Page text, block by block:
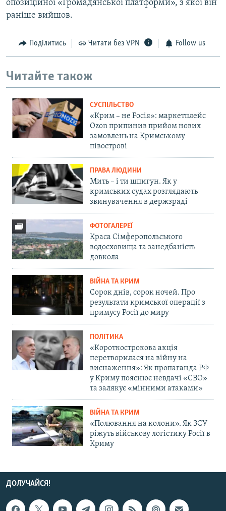
опозиційної «Громадянської платформи», з якої він
раніше вийшов.
Поділитись Читати без VPN Follow us
Читайте також
СУСПІЛЬСТВО
«Крим – не Росія»: маркетплейс
Ozon припинив прийом нових
замовлень на Кримському
півострові
ПРАВА ЛЮДИНИ
Мить – і ти шпигун. Як у
кримських судах розглядають
звинувачення в держзраді
ФОТОГАЛЕРЕЇ
Краса Сімферопольського
водосховища та занедбаність
довкола
ВІЙНА ТА КРИМ
Сорок днів, сорок ночей. Про
результати кримської операції з
примусу Росії до миру
ПОЛІТИКА
«Короткострокова акція
перетворилася на війну на
виснаження»: Як пропаганда РФ
у Криму пояснює невдачі «СВО»
та залякує «мінними атаками»
ВІЙНА ТА КРИМ
«Полювання на колони». Як ЗСУ
ріжуть військову логістику Росії в
Криму
ДОЛУЧАЙСЯ!